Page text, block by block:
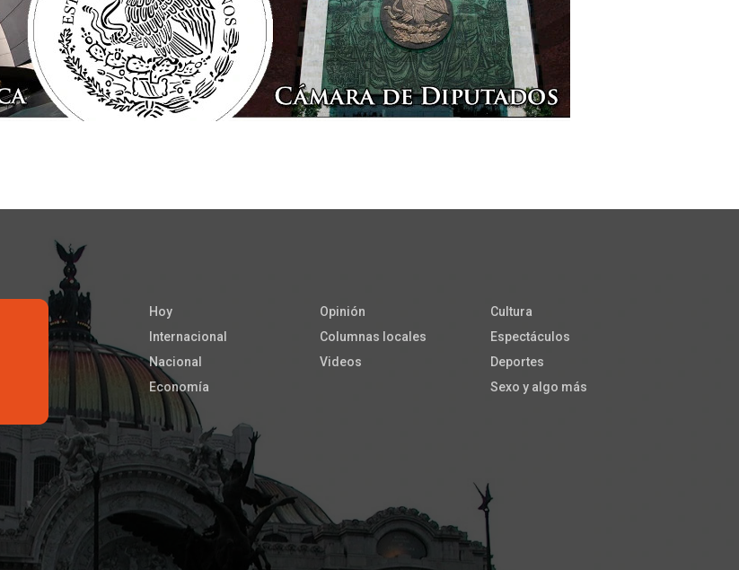
Hoy
Internacional
Nacional
Economía
Opinión
Columnas locales
Videos
Cultura
Espectáculos
Deportes
Sexo y algo más